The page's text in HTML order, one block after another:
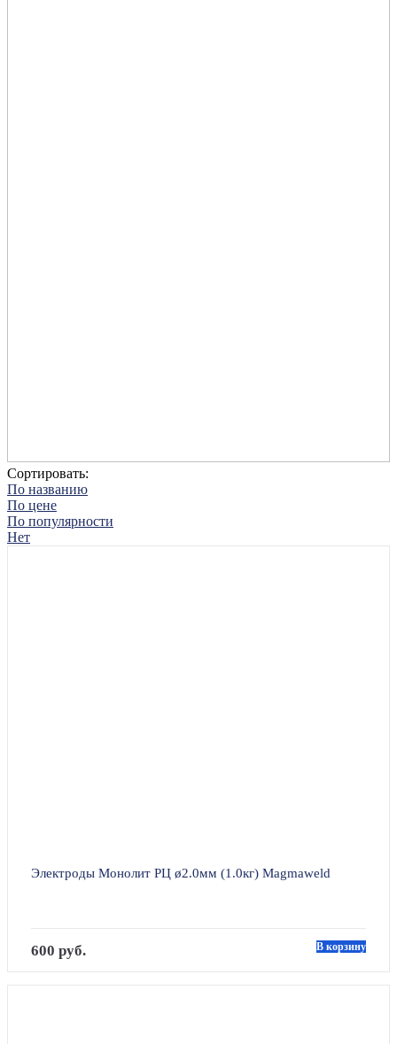
Сортировать:
По названию
По цене
По популярности
Нет
Электроды Монолит РЦ ø2.0мм (1.0кг) Magmaweld
600 руб. В корзину